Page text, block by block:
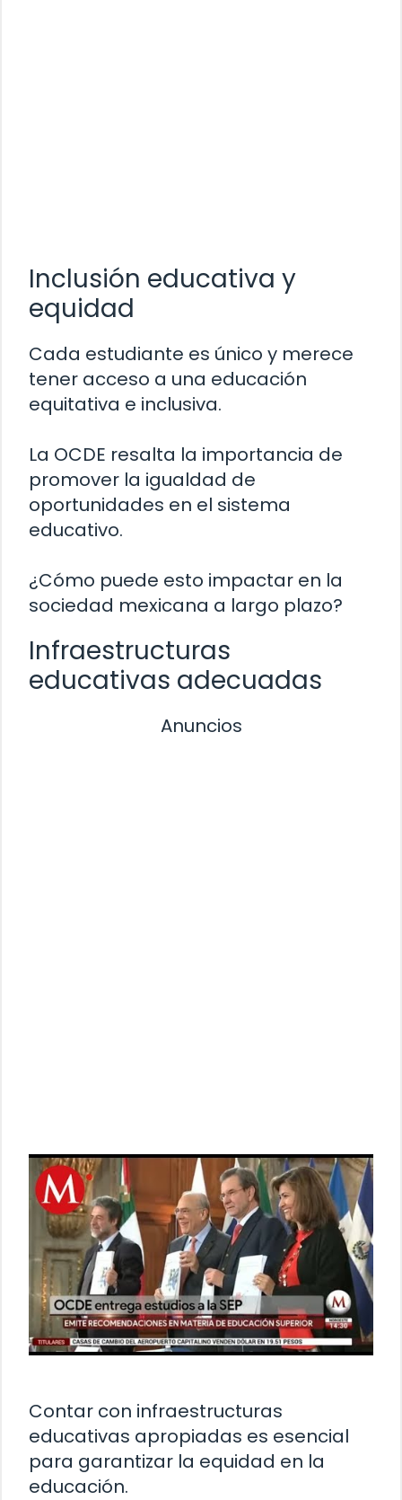
Inclusión educativa y
equidad
Cada estudiante es único y merece
tener acceso a una educación
equitativa e inclusiva.
La OCDE resalta la importancia de
promover la igualdad de
oportunidades en el sistema
educativo.
¿Cómo puede esto impactar en la
sociedad mexicana a largo plazo?
Infraestructuras
educativas adecuadas
Anuncios
Contar con infraestructuras
educativas apropiadas es esencial
para garantizar la equidad en la
educación.